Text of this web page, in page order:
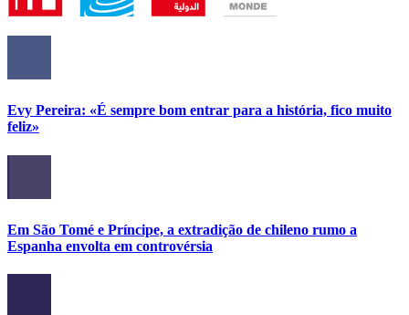
Evy Pereira: «É sempre bom entrar para a história, fico muito
feliz»
Em São Tomé e Príncipe, a extradição de chileno rumo a
Espanha envolta em controvérsia